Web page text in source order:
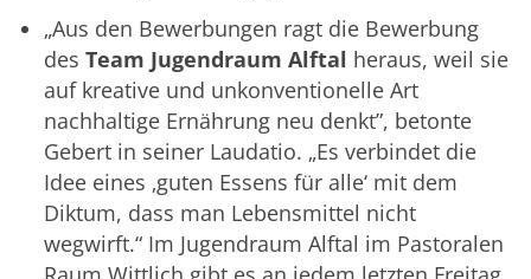
„Aus den Bewerbungen ragt die Bewerbung
des Team Jugendraum Alftal heraus, weil sie
auf kreative und unkonventionelle Art
nachhaltige Ernährung neu denkt”, betonte
Gebert in seiner Laudatio. „Es verbindet die
Idee eines ‚guten Essens für alle‘ mit dem
Diktum, dass man Lebensmittel nicht
wegwirft.“ Im Jugendraum Alftal im Pastoralen